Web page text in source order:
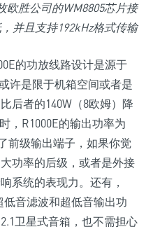
欧胜公司的WM8805芯片接
并且支持192kHz格式传输
的功放线路设计是源于
许是限于机箱空间或者是
后者的140W（8欧姆）降
，R1000E的输出功率为
前级输出端子，如果你觉
功率的后级，或者是外接
系统的表现力。还有，
低音滤波和超低音输出功
卫星式音箱，也不需担心